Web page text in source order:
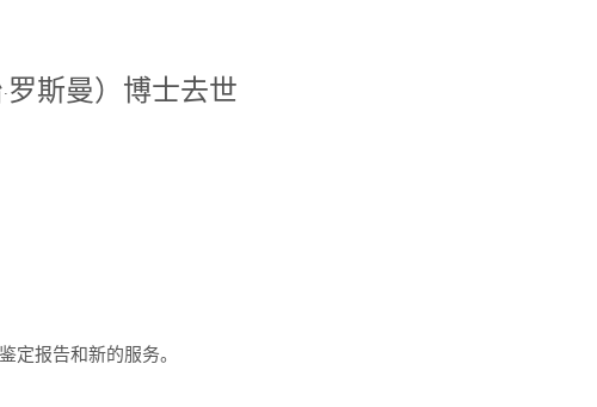
·罗斯曼）博士去世
定报告和新的服务。